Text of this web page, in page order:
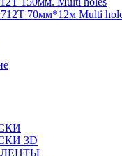
70мм*12м Multi
3D
ЛЕНТЫ